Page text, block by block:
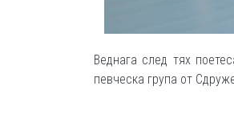
Веднага след тях
певческа група от